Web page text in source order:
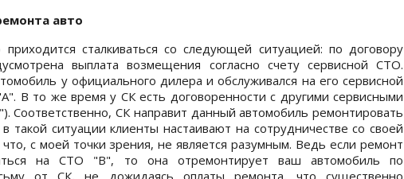
авто
приходится сталкиваться со следующей ситуацией: по договору
выплата возмещения согласно счету сервисной СТО.
у официального дилера и обслуживался на его сервисной
В то же время у СК есть договоренности с другими сервисными
Соответственно, СК направит данный автомобиль ремонтировать
такой ситуации клиенты настаивают на сотрудничестве со своей
с моей точки зрения, не является разумным. Ведь если ремонт
на СТО "В", то она отремонтирует ваш автомобиль по
от СК, не дожидаясь оплаты ремонта, что существенно